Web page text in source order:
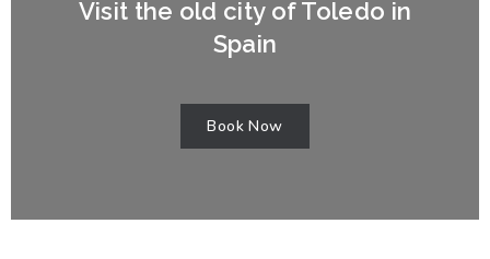
Visit the old city of Toledo in
Spain
Book Now